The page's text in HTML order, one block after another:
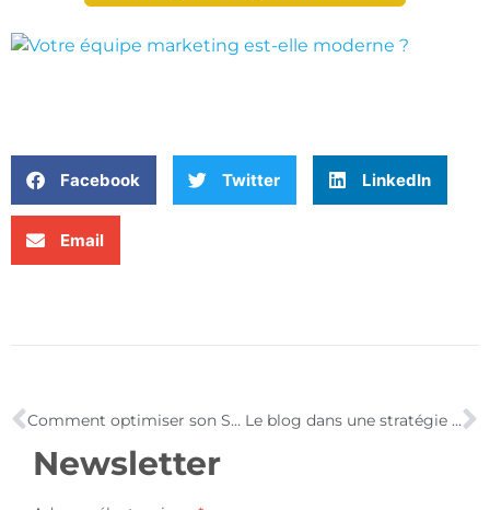
Facebook Twitter LinkedIn
Email
Comment optimiser son SEO ? Le blog dans une stratégie d’acquisition de trafic
Newsletter